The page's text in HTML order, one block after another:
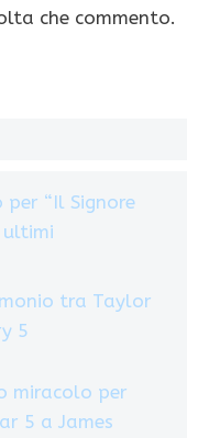
che commento.
“Il Signore
ultimi
tra Taylor
5
miracolo per
5 a James